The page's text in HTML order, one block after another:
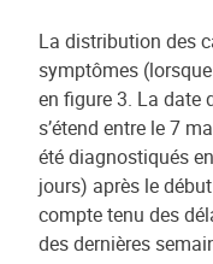
La distribution des
symptômes
en figure 3. La date
s’étend entre le 7
été diagnostiqués
jours) après le
compte tenu des
des dernières